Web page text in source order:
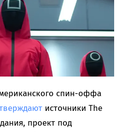
спин-оффа
источники The
проект под